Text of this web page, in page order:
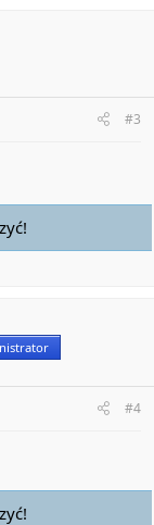
#3
#4